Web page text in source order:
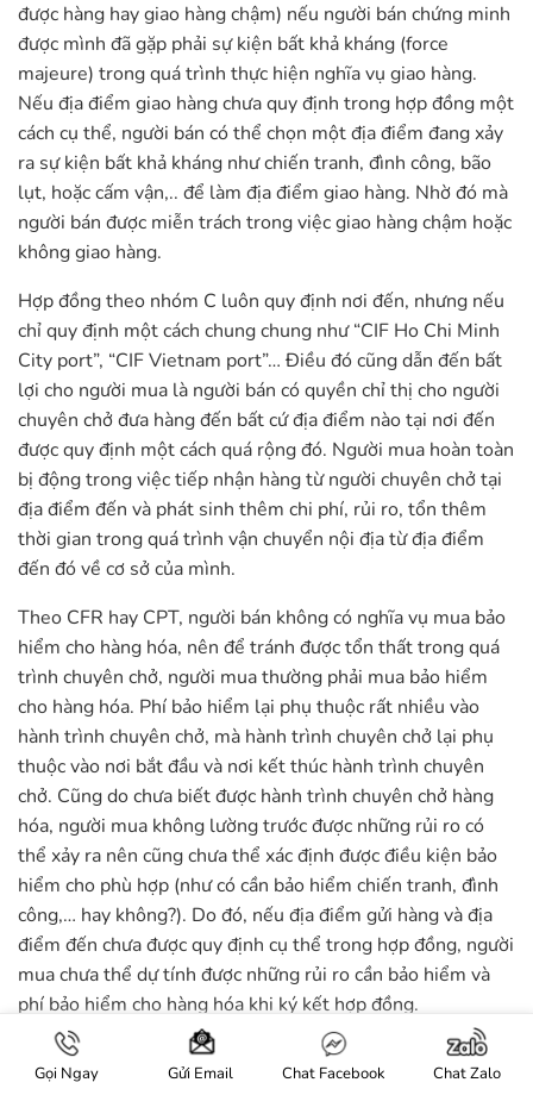
được hàng hay giao hàng chậm) nếu người bán chứng minh
được mình đã gặp phải sự kiện bất khả kháng (force
majeure) trong quá trình thực hiện nghĩa vụ giao hàng.
Nếu địa điểm giao hàng chưa quy định trong hợp đồng một
cách cụ thể, người bán có thể chọn một địa điểm đang xảy
ra sự kiện bất khả kháng như chiến tranh, đình công, bão
lụt, hoặc cấm vận,.. để làm địa điểm giao hàng. Nhờ đó mà
người bán được miễn trách trong việc giao hàng chậm hoặc
không giao hàng.
Hợp đồng theo nhóm C luôn quy định nơi đến, nhưng nếu
chỉ quy định một cách chung chung như “CIF Ho Chi Minh
City port”, “CIF Vietnam port”… Điều đó cũng dẫn đến bất
lợi cho người mua là người bán có quyền chỉ thị cho người
chuyên chở đưa hàng đến bất cứ địa điểm nào tại nơi đến
được quy định một cách quá rộng đó. Người mua hoàn toàn
bị động trong việc tiếp nhận hàng từ người chuyên chở tại
địa điểm đến và phát sinh thêm chi phí, rủi ro, tổn thêm
thời gian trong quá trình vận chuyển nội địa từ địa điểm
đến đó về cơ sở của mình.
Theo CFR hay CPT, người bán không có nghĩa vụ mua bảo
hiểm cho hàng hóa, nên để tránh được tổn thất trong quá
trình chuyên chở, người mua thường phải mua bảo hiểm
cho hàng hóa. Phí bảo hiểm lại phụ thuộc rất nhiều vào
hành trình chuyên chở, mà hành trình chuyên chở lại phụ
thuộc vào nơi bắt đầu và nơi kết thúc hành trình chuyên
chở. Cũng do chưa biết được hành trình chuyên chở hàng
hóa, người mua không lường trước được những rủi ro có
thể xảy ra nên cũng chưa thể xác định được điều kiện bảo
hiểm cho phù hợp (như có cần bảo hiểm chiến tranh, đình
công,… hay không?). Do đó, nếu địa điểm gửi hàng và địa
điểm đến chưa được quy định cụ thể trong hợp đồng, người
mua chưa thể dự tính được những rủi ro cần bảo hiểm và
phí bảo hiểm cho hàng hóa khi ký kết hợp đồng.
Thậm chí theo CIF hoặc CIP, mặc dù người bán là người
phải mua bảo hiểm cho hàng hóa, nhưng người mua vẫn
Gọi Ngay Gửi Email Chat Facebook Chat Zalo